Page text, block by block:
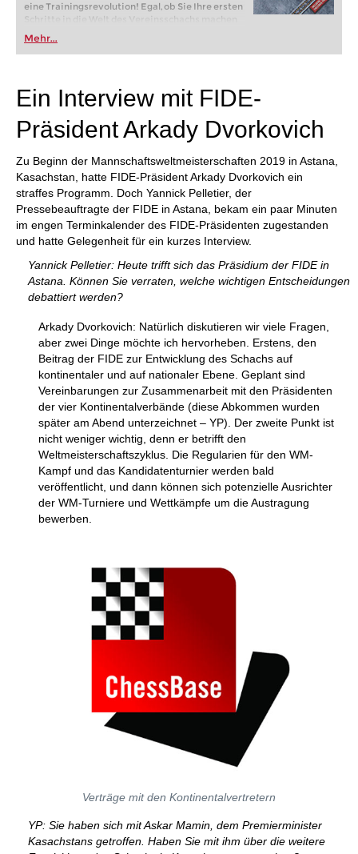
eine Trainingsrevolution! Egal, ob Sie Ihre ersten
Schritte in die Welt des Vereinsschachs machen
oder bereits auf Turnierniveau spielen: Mit
FRITZ trainieren Sie effizienter, intelligenter und
individueller als je zuvor.
Mehr...
Ein Interview mit FIDE-
Präsident Arkady Dvorkovich
Zu Beginn der Mannschaftsweltmeisterschaften 2019 in Astana,
Kasachstan, hatte FIDE-Präsident Arkady Dvorkovich ein
straffes Programm. Doch Yannick Pelletier, der
Pressebeauftragte der FIDE in Astana, bekam ein paar Minuten
im engen Terminkalender des FIDE-Präsidenten zugestanden
und hatte Gelegenheit für ein kurzes Interview.
Yannick Pelletier: Heute trifft sich das Präsidium der FIDE in
Astana. Können Sie verraten, welche wichtigen Entscheidungen
debattiert werden?
Arkady Dvorkovich: Natürlich diskutieren wir viele Fragen,
aber zwei Dinge möchte ich hervorheben. Erstens, den
Beitrag der FIDE zur Entwicklung des Schachs auf
kontinentaler und auf nationaler Ebene. Geplant sind
Vereinbarungen zur Zusammenarbeit mit den Präsidenten
der vier Kontinentalverbände (diese Abkommen wurden
später am Abend unterzeichnet – YP). Der zweite Punkt ist
nicht weniger wichtig, denn er betrifft den
Weltmeisterschaftszyklus. Die Regularien für den WM-
Kampf und das Kandidatenturnier werden bald
veröffentlicht, und dann können sich potenzielle Ausrichter
der WM-Turniere und Wettkämpfe um die Austragung
bewerben.
Verträge mit den Kontinentalvertretern
YP: Sie haben sich mit Askar Mamin, dem Premierminister
Kasachstans getroffen. Haben Sie mit ihm über die weitere